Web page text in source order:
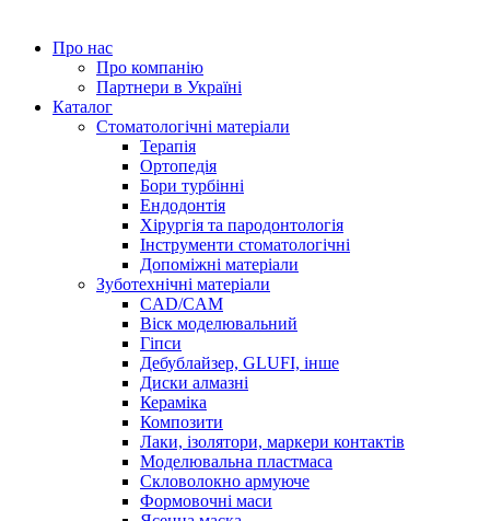
Про нас
Про компанію
Партнери в Україні
Каталог
Стоматологічні матеріали
Терапія
Ортопедія
Бори турбінні
Ендодонтія
Хірургія та пародонтологія
Інструменти стоматологічні
Допоміжні матеріали
Зуботехнічні матеріали
CAD/CAM
Віск моделювальний
Гіпси
Дебублайзер, GLUFI, інше
Диски алмазні
Кераміка
Композити
Лаки, ізолятори, маркери контактів
Моделювальна пластмаса
Скловолокно армуюче
Формовочні маси